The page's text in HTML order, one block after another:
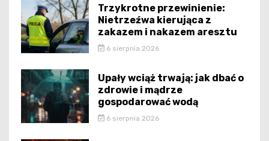
Trzykrotne przewinienie:
Nietrzeźwa kierująca z
zakazem i nakazem aresztu
6 sierpnia 2026
Upały wciąż trwają: jak dbać o
zdrowie i mądrze
gospodarować wodą
6 sierpnia 2026